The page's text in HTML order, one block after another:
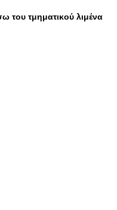
του τμηματικού λιμένα